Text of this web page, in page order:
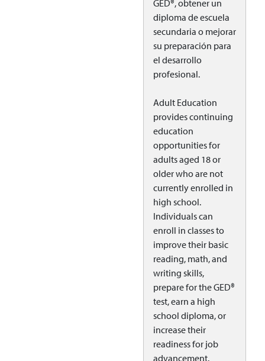
GED®, obtener un
diploma de escuela
secundaria o mejorar
su preparación para
el desarrollo
profesional.
Adult Education
provides continuing
education
opportunities for
adults aged 18 or
older who are not
currently enrolled in
high school.
Individuals can
enroll in classes to
improve their basic
reading, math, and
writing skills,
prepare for the GED®
test, earn a high
school diploma, or
increase their
readiness for job
advancement.